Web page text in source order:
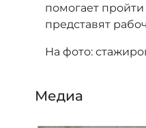
помогает
представят
На фото:
Медиа